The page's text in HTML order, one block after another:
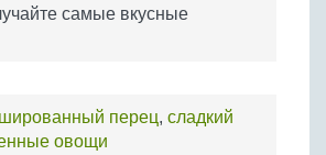
самые вкусные
перец, сладкий
овощи